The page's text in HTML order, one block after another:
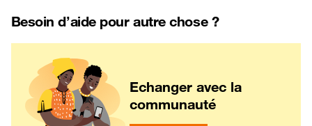
Besoin d’aide pour autre chose ?
Echanger avec la
communauté